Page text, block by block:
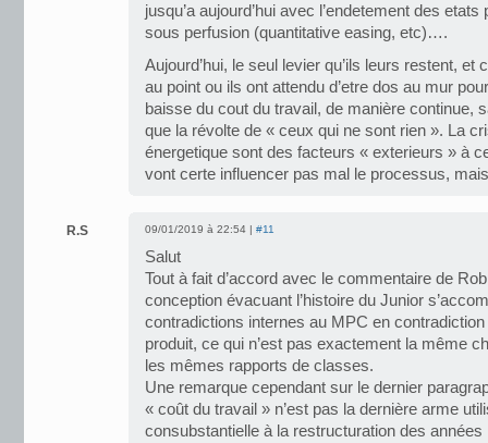
jusqu’a aujourd’hui avec l’endetement des
sous perfusion (quantitative easing, etc)….
Aujourd’hui, le seul levier qu’ils leurs restent, et
au point ou ils ont attendu d’etre dos au mur pour
baisse du cout du travail, de manière continue,
que la révolte de « ceux qui ne sont rien ». La
énergetique sont des facteurs « exterieurs » à
vont certe influencer pas mal le processus,
R.S 09/01/2019 à 22:54 | #11
Salut
Tout à fait d’accord avec le commentaire de
conception évacuant l’histoire du Junior
contradictions internes au MPC en contradiction
produit, ce qui n’est pas exactement la même
les mêmes rapports de classes.
Une remarque cependant sur le dernier
« coût du travail » n’est pas la dernière arme
consubstantielle à la restructuration des